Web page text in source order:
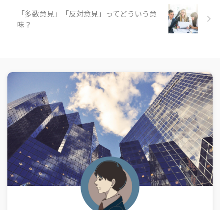
「多数意見」「反対意見」ってどういう意
味？